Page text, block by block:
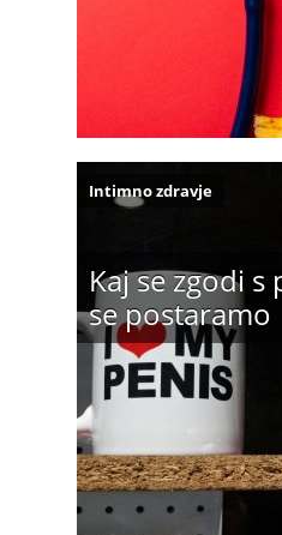
Kaj se zgodi
se postaramo
Intimno zdravje